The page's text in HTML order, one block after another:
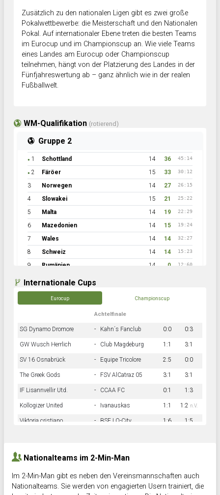
Zusätzlich zu den nationalen Ligen gibt es zwei große
Pokalwettbewerbe: die Meisterschaft und den Nationalen
Pokal. Auf internationaler Ebene treten die besten Teams
im Eurocup und im Championscup an. Wie viele Teams
eines Landes am Eurocup oder Championscup
teilnehmen, hängt von der Platzierung des Landes in der
Fünfjahreswertung ab – ganz ähnlich wie in der realen
Fußballwelt.
WM-Qualifikation (rotierend)
Gruppe 2
● 1 Schottland 14 36 45:14
● 2 Färöer 15 33 30:12
3 Norwegen 14 27 26:15
4 Slowakei 15 21 25:22
5 Malta 14 19 22:29
6 Mazedonien 14 15 19:24
7 Wales 14 14 32:27
8 Schweiz 14 14 15:23
9 Rumänien 14 0 12:60
Internationale Cups
Eurocup Championscup
Achtelfinale
SG Dynamo Dromore - Kahn´s Fanclub 0:0 0:3
GW Wusch Herrlich - Club Magdeburg 1:1 3:1
SV 16 Osnabrück - Equipe Tricolore 2:5 0:0
The Greek Gods - FSV AlCatraz 05 3:1 3:1
IF Lisannvellir Utd. - CCAA FC 0:1 1:3
Kollogizer United - Ivanauskas 1:1 1:2 n.V.
Viktoria cristiano - BSF LO-City 1:6 1:5
Nationalteams im 2-Min-Man
Im 2-Min-Man gibt es neben den Vereinsmannschaften auch
Nationalteams. Sie werden von engagierten Usern trainiert, die